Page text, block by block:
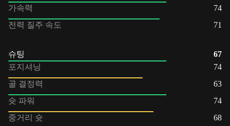
가속력
74
전력 질주 속도
71
슈팅
67
포지셔닝
74
골 결정력
63
슛 파워
74
중거리 슛
68